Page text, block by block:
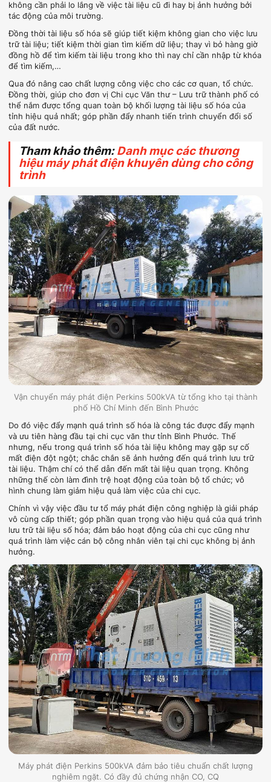
không cần phải lo lắng về việc tài liệu cũ đi hay bị ảnh hưởng bởi
tác động của môi trường.
Đồng thời tài liệu số hóa sẽ giúp tiết kiệm không gian cho việc lưu
trữ tài liệu; tiết kiệm thời gian tìm kiếm dữ liệu; thay vì bỏ hàng giờ
đồng hồ để tìm kiếm tài liệu trong kho thì nay chỉ cần nhập từ khóa
để tìm kiếm,…
Qua đó nâng cao chất lượng công việc cho các cơ quan, tổ chức.
Đồng thời, giúp cho đơn vị Chi cục Văn thư – Lưu trữ thành phố có
thể nắm được tổng quan toàn bộ khối lượng tài liệu số hóa của
tỉnh hiệu quả nhất; góp phần đẩy nhanh tiến trình chuyển đổi số
của đất nước.
Tham khảo thêm:Danh mục các thương
hiệu máy phát điện khuyên dùng cho công
trình
Vận chuyển máy phát điện Perkins 500kVA từ tổng kho tại thành
phố Hồ Chí Minh đến Bình Phước
Do đó việc đẩy mạnh quá trình số hóa là công tác được đẩy mạnh
và ưu tiên hàng đầu tại chi cục văn thư tỉnh Bình Phước. Thế
nhưng, nếu trong quá trình số hóa tài liệu không may gặp sự cố
mất điện đột ngột; chắc chắn sẽ ảnh hưởng đến quá trình lưu trữ
tài liệu. Thậm chí có thể dẫn đến mất tài liệu quan trọng. Không
những thế còn làm đình trệ hoạt động của toàn bộ tổ chức; vô
hình chung làm giảm hiệu quả làm việc của chi cục.
Chính vì vậy việc đầu tư tổ máy phát điện công nghiệp là giải pháp
vô cùng cấp thiết; góp phần quan trọng vào hiệu quả của quá trình
lưu trữ tài liệu số hóa; đảm bảo hoạt động của chi cục cũng như
quá trình làm việc cán bộ công nhân viên tại chi cục không bị ảnh
hưởng.
Máy phát điện Perkins 500kVA đảm bảo tiêu chuẩn chất lượng
nghiêm ngặt. Có đầy đủ chứng nhận CO, CQ